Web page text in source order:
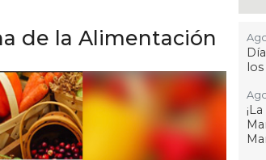
de la Alimentación